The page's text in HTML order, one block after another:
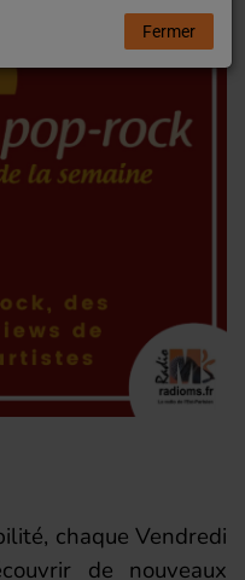
chaque Vendredi
de nouveaux
Fermer